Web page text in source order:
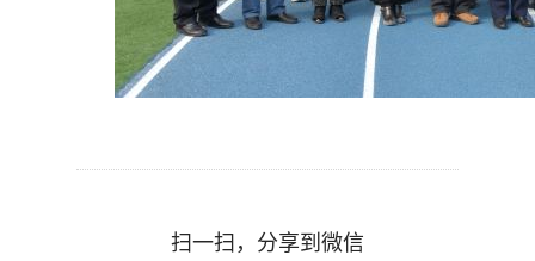
扫一扫，分享到微信